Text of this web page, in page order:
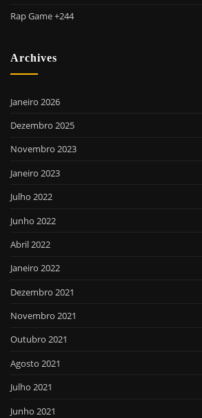
Rap Game +244
Archives
Janeiro 2026
Dezembro 2025
Novembro 2023
Janeiro 2023
Julho 2022
Junho 2022
Abril 2022
Janeiro 2022
Dezembro 2021
Novembro 2021
Outubro 2021
Agosto 2021
Julho 2021
Junho 2021